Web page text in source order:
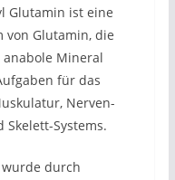
Glutamin ist eine
von Glutamin, die
Mineral
für das
Nerven-
Systems.
durch